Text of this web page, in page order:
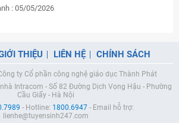
: 05/05/2026
THIỆU LIÊN HỆ CHÍNH SÁCH
ty Cổ phần công nghệ giáo dục Thành Phát
Intracom - Số 82 Đường Dịch Vọng Hậu - Phường
Cầu Giấy - Hà Nội
- Hotline: 1800.6947- Email hỗ trợ:
lienhe@tuyensinh247.com